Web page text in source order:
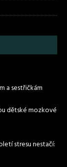
a sestřičkám
dětské mozkové
stresu nestačí: